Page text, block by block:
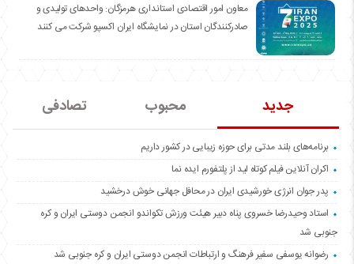
معاون امور اقتصادی استانداری هرمزگان: واحدهای تولیدی و
صادرکنندگان استان در نمایشگاه ایران اکسپو شرکت می کنند
جدید محبوب تصادفی
برنامه‌های بلند مدتی برای حوزه زیبایی در کشور داریم
اکران آنلاین فیلم کوتاه لید از پلتفورم ایده نما
پدر جوان انرژی خورشیدی ایران در محافل جهانی خوش درخشید
استاد وحیدرضا خسروی پناه دبیر هیئت ورزش تکواندو انجمن دوستی ایران و کره
جنوبی شد
رضوانه یوسفی سفیر فرهنگ و ارتباطات انجمن دوستی ایران و کره جنوبی شد